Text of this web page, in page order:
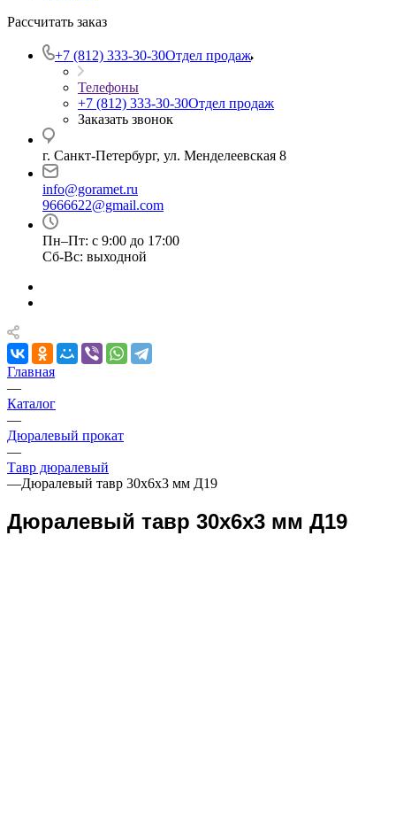
Рассчитать заказ
+7 (812) 333-30-30Отдел продаж
Телефоны
+7 (812) 333-30-30Отдел продаж
Заказать звонок
г. Санкт-Петербург, ул. Менделеевская 8
info@goramet.ru
9666622@gmail.com
Пн–Пт: с 9:00 до 17:00
Сб-Вс: выходной
Главная
—
Каталог
—
Дюралевый прокат
—
Тавр дюралевый
—Дюралевый тавр 30х6х3 мм Д19
Дюралевый тавр 30х6х3 мм Д19